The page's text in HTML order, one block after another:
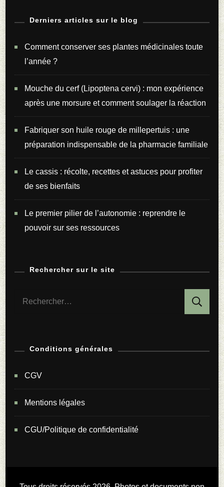
Derniers articles sur le blog
Comment conserver ses plantes médicinales toute
l’année ?
Mouche du cerf (Lipoptena cervi) : mon expérience
après une morsure et comment soulager la réaction
Fabriquer son huile rouge de millepertuis : une
préparation indispensable de la pharmacie familiale
Le cassis : récolte, recettes et astuces pour profiter
de ses bienfaits
Le premier pilier de l’autonomie : reprendre le
pouvoir sur ses ressources
Rechercher sur le site
Conditions générales
CGV
Mentions légales
CGU/Politique de confidentialité